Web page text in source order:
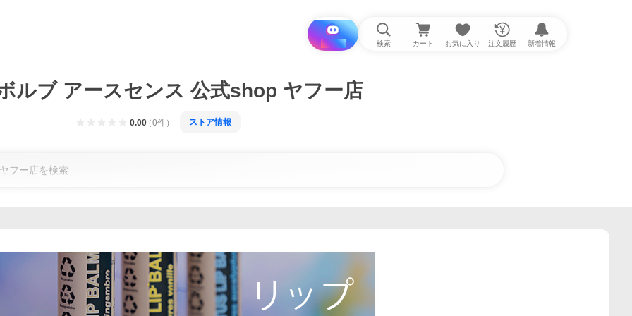
i と探す 検索 カート お気に入り 注文履歴 新着情報
ルブ アースセンス 公式shop ヤフー店
0.00（0件） ストア情報